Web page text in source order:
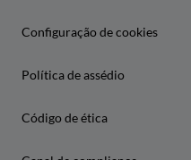
Configuração de cookies
Política de assédio
Código de ética